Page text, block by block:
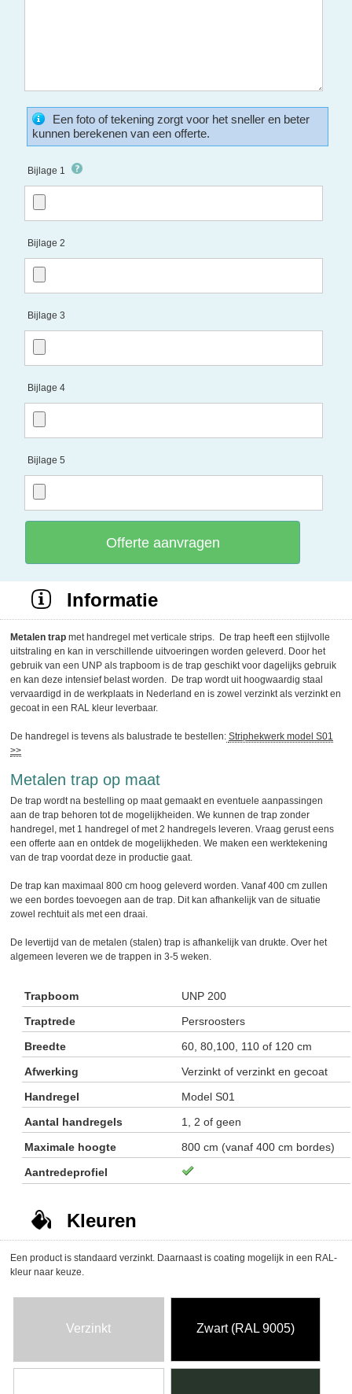
Een foto of tekening zorgt voor het sneller en beter
kunnen berekenen van een offerte.
Bijlage 1
Bijlage 2
Bijlage 3
Bijlage 4
Bijlage 5
Offerte aanvragen
Informatie
Metalen trap met handregel met verticale strips. De trap heeft een stijlvolle
uitstraling en kan in verschillende uitvoeringen worden geleverd. Door het
gebruik van een UNP als trapboom is de trap geschikt voor dagelijks gebruik
en kan deze intensief belast worden. De trap wordt uit hoogwaardig staal
vervaardigd in de werkplaats in Nederland en is zowel verzinkt als verzinkt en
gecoat in een RAL kleur leverbaar.
De handregel is tevens als balustrade te bestellen: Striphekwerk model S01
>>
Metalen trap op maat
De trap wordt na bestelling op maat gemaakt en eventuele aanpassingen
aan de trap behoren tot de mogelijkheiden. We kunnen de trap zonder
handregel, met 1 handregel of met 2 handregels leveren. Vraag gerust eens
een offerte aan en ontdek de mogelijkheden. We maken een werktekening
van de trap voordat deze in productie gaat.
De trap kan maximaal 800 cm hoog geleverd worden. Vanaf 400 cm zullen
we een bordes toevoegen aan de trap. Dit kan afhankelijk van de situatie
zowel rechtuit als met een draai.
De levertijd van de metalen (stalen) trap is afhankelijk van drukte. Over het
algemeen leveren we de trappen in 3-5 weken.
Trapboom
UNP 200
Traptrede
Persroosters
Breedte
60, 80,100, 110 of 120 cm
Afwerking
Verzinkt of verzinkt en gecoat
Handregel
Model S01
Aantal handregels
1, 2 of geen
Maximale hoogte
800 cm (vanaf 400 cm bordes)
Aantredeprofiel
Kleuren
Een product is standaard verzinkt. Daarnaast is coating mogelijk in een RAL-
kleur naar keuze.
Verzinkt Zwart (RAL 9005)